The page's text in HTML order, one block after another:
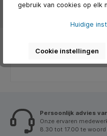
Persoonlijk advies
Onze ervaren
8.30 tot 17.00 te
gebruik van cookies op elk
Huidige
Cookie instellingen